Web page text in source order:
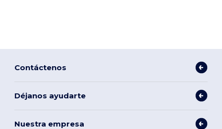
Contáctenos
Déjanos ayudarte
Nuestra empresa